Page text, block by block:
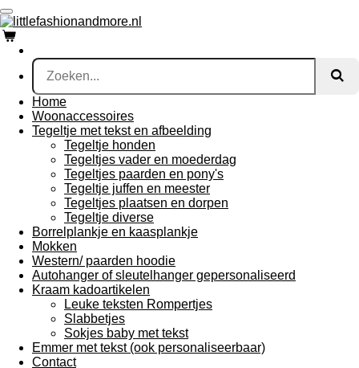
Ga
direct
naar
de
hoofdinhoud
Home
Woonaccessoires
Tegeltje met tekst en afbeelding
Tegeltje honden
Tegeltjes vader en moederdag
Tegeltjes paarden en pony's
Tegeltje juffen en meester
Tegeltjes plaatsen en dorpen
Tegeltje diverse
Borrelplankje en kaasplankje
Mokken
Western/ paarden hoodie
Autohanger of sleutelhanger gepersonaliseerd
Kraam kadoartikelen
Leuke teksten Rompertjes
Slabbetjes
Sokjes baby met tekst
Emmer met tekst (ook personaliseerbaar)
Contact